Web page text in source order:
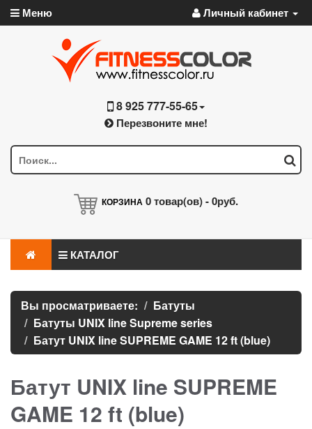
Меню Личный кабинет
8 925 777-55-65
Перезвоните мне!
КОРЗИНА 0товар(ов) -0руб.
КАТАЛОГ
Вы просматриваете:
Батуты
Батуты UNIX line Supreme series
Батут UNIX line SUPREME GAME 12 ft (blue)
Батут UNIX line SUPREME
GAME 12 ft (blue)